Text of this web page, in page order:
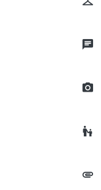
chat
camera_alt
escalator_warning
attachment